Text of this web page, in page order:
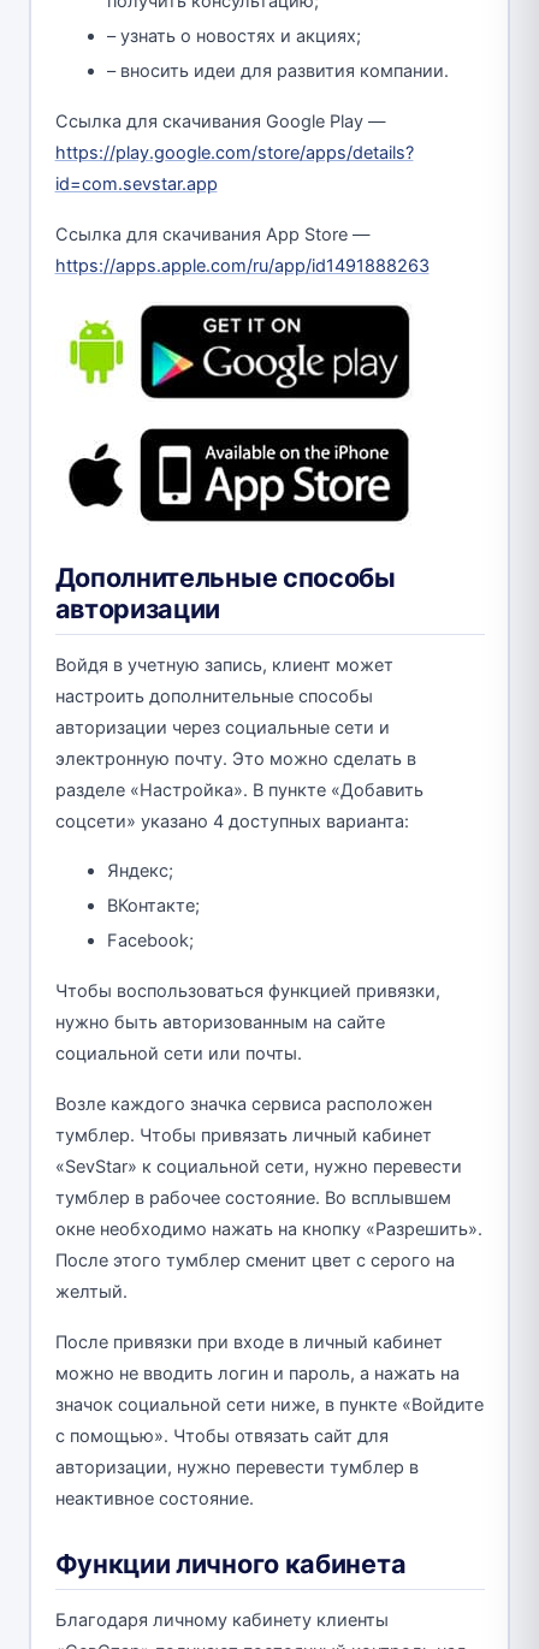
– узнать о новостях и акциях;
– вносить идеи для развития компании.
Ссылка для скачивания Google Play —
https://play.google.com/store/apps/details?
id=com.sevstar.app
Ссылка для скачивания App Store —
https://apps.apple.com/ru/app/id1491888263
Дополнительные способы
авторизации
Войдя в учетную запись, клиент может
настроить дополнительные способы
авторизации через социальные сети и
электронную почту. Это можно сделать в
разделе «Настройка». В пункте «Добавить
соцсети» указано 4 доступных варианта:
Яндекс;
ВКонтакте;
Facebook;
Чтобы воспользоваться функцией привязки,
нужно быть авторизованным на сайте
социальной сети или почты.
Возле каждого значка сервиса расположен
тумблер. Чтобы привязать личный кабинет
«SevStar» к социальной сети, нужно перевести
тумблер в рабочее состояние. Во всплывшем
окне необходимо нажать на кнопку «Разрешить».
После этого тумблер сменит цвет с серого на
желтый.
После привязки при входе в личный кабинет
можно не вводить логин и пароль, а нажать на
значок социальной сети ниже, в пункте «Войдите
с помощью». Чтобы отвязать сайт для
авторизации, нужно перевести тумблер в
неактивное состояние.
Функции личного кабинета
Благодаря личному кабинету клиенты